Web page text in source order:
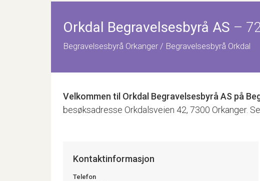
Orkdal Begravelsesbyrå AS –
Begravelsesbyrå Orkanger / Begravelsesbyrå Orkdal
Velkommen til Orkdal Begravelsesbyrå AS på
besøksadresse Orkdalsveien 42, 7300 Orkanger.
Kontaktinformasjon
Telefon